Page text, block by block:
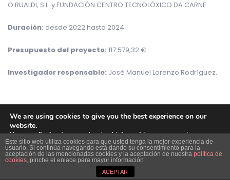
O RUALDI, S.L. y FUNDACIÓN CENTRO TECNOLÓXICO DA CARNE.
Duración: desde 2022 hasta 2024
Presupuesto del proyecto: 117.579,32 €.
Investigador responsable: José Manuel Lorenzo Rodríguez.
Ampliar información
Ahorro en agua de riego y otros insumos
mediante nuevas tecnologías
Este sitio web utiliza cookies para que usted tenga la mejor experiencia de
usuario. Si continúa navegando está dando su consentimiento para la
aceptación de las mencionadas cookies y la aceptación de nuestra política de
cookies, pinche el enlace para mayor información
ACEPTAR
We are using cookies to give you the best experience on our
website.
You can find out more about which cookies we are using or
switch them off insettings.
Accept Reject Settings